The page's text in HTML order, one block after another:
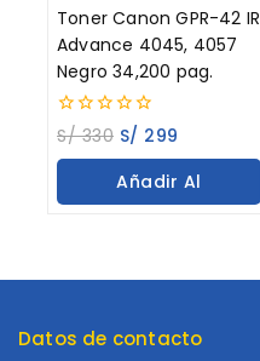
Toner Canon GPR-42 IR
Advance 4045, 4057
Negro 34,200 pag.
0
out
of
S/330 S/ 299
Añadir Al
Datos de contacto